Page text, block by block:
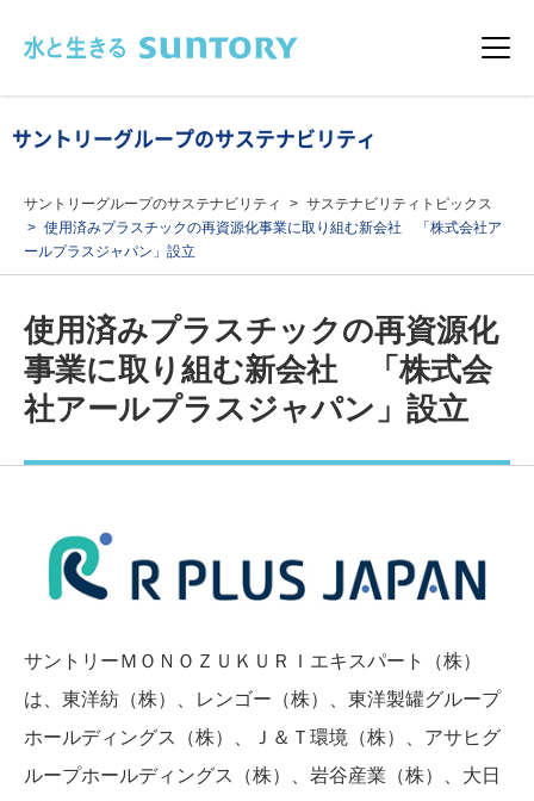
メニュ
サントリーグループのサステナビリティ
サントリーグループのサステナビリティ
サステナビリティトピックス
使用済みプラスチックの再資源化事業に取り組む新会社 「株式会社ア
ールプラスジャパン」設立
使用済みプラスチックの再資源化
事業に取り組む新会社 「株式会
社アールプラスジャパン」設立
サントリーＭＯＮＯＺＵＫＵＲＩエキスパート（株）
は、東洋紡（株）、レンゴー（株）、東洋製罐グループ
ホールディングス（株）、Ｊ＆Ｔ環境（株）、アサヒグ
ループホールディングス（株）、岩谷産業（株）、大日